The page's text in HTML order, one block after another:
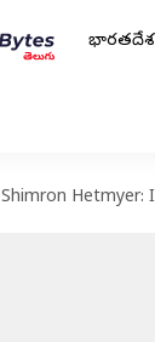
Shimron